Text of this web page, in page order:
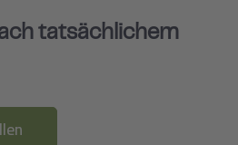
tatsächlichem